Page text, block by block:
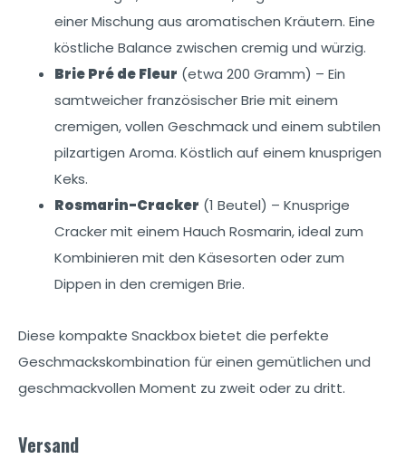
einer Mischung aus aromatischen Kräutern. Eine
köstliche Balance zwischen cremig und würzig.
Brie Pré de Fleur (etwa 200 Gramm) – Ein
samtweicher französischer Brie mit einem
cremigen, vollen Geschmack und einem subtilen
pilzartigen Aroma. Köstlich auf einem knusprigen
Keks.
Rosmarin-Cracker (1 Beutel) – Knusprige
Cracker mit einem Hauch Rosmarin, ideal zum
Kombinieren mit den Käsesorten oder zum
Dippen in den cremigen Brie.
Diese kompakte Snackbox bietet die perfekte
Geschmackskombination für einen gemütlichen und
geschmackvollen Moment zu zweit oder zu dritt.
Versand